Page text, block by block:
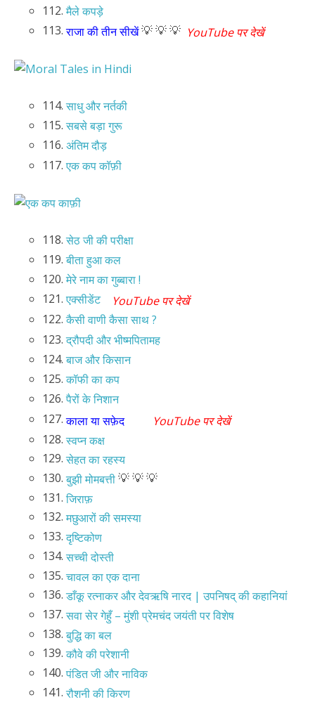
112.मैले कपड़े
113.राजा की तीन सीखें💡 💡 💡 YouTube पर देखें
114.साधु और नर्तकी
115.सबसे बड़ा गुरू
116. अंतिम दौड़
117.एक कप कॉफ़ी
118.सेठ जी की परीक्षा
119.बीता हुआ कल
120.मेरे नाम का गुब्बारा !
121.एक्सीडेंट
YouTube पर देखें
122.कैसी वाणी कैसा साथ ?
123.द्रौपदी और भीष्मपितामह
124.बाज और किसान
125.कॉफी का कप
126.पैरों के निशान
127.काला या सफ़ेद
YouTube पर देखें
128.स्वप्न कक्ष
129.सेहत का रहस्य
130.बुझी मोमबत्ती💡 💡 💡
131.जिराफ़
132.मछुआरों की समस्या
133.दृष्टिकोण
134.सच्ची दोस्ती
135.चावल का एक दाना
136.डाँकू रत्नाकर और देवऋषि नारद | उपनिषद् की कहानियां
137.सवा सेर गेहुँ – मुंशी प्रेमचंद जयंती पर विशेष
138.बुद्धि का बल
139.कौवे की परेशानी
140.पंडित जी और नाविक
141.रौशनी की किरण